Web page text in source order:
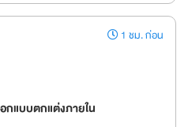
1 ชม. ก่อน
กแบบตกแต่งภายใน